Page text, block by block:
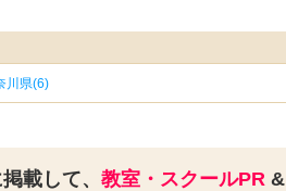
川県(6)
載して、 教室・スクールPR&